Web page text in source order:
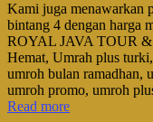
Kami juga menawarkan
bintang 4 dengan harga
ROYAL JAVA TOUR
Hemat, Umrah plus
umroh bulan ramadhan,
umroh promo, umroh
Read more